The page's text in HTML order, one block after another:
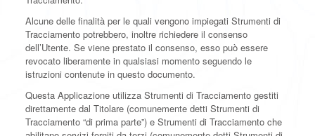
Alcune delle finalità per le quali vengono impiegati Strumenti di
Tracciamento potrebbero, inoltre richiedere il consenso
dell’Utente. Se viene prestato il consenso, esso può essere
revocato liberamente in qualsiasi momento seguendo le
istruzioni contenute in questo documento.
Questa Applicazione utilizza Strumenti di Tracciamento gestiti
direttamente dal Titolare (comunemente detti Strumenti di
Tracciamento “di prima parte”) e Strumenti di Tracciamento che